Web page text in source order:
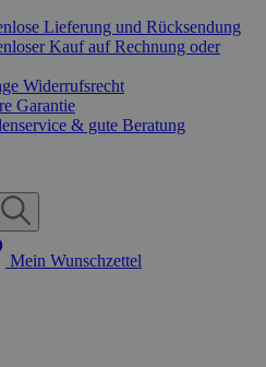
Lieferung und Rücksendung
Kauf auf Rechnung oder
Widerrufsrecht
Garantie
& gute Beratung
Mein Wunschzettel